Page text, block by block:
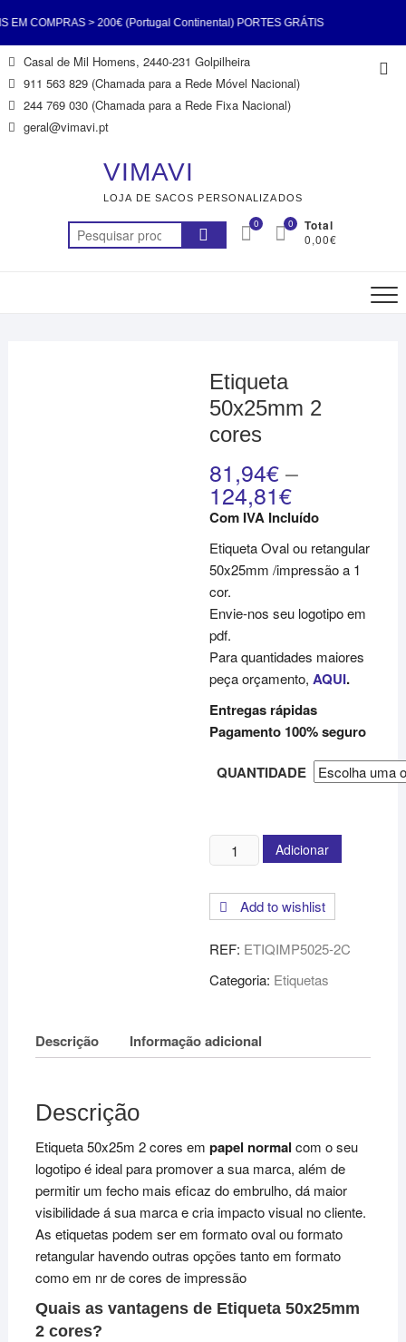
COMPRAS > 200€ (Portugal Continental) PORTES GRÁTIS
(Portugal Continental) PORTES GRÁTIS EM COMPRAS >
PORTES GRÁTIS EM COMPRAS > 200€ (Portugal
COMPRAS > 200€ (Portugal Continental) PORTES GRÁTIS
(Portugal Continental) PORTES GRÁTIS EM COMPRAS >
Skip
to
content
Casal de Mil Homens, 2440-231 Golpilheira
911 563 829 (Chamada para a Rede Móvel Nacional)
244 769 030 (Chamada para a Rede Fixa Nacional)
geral@vimavi.pt
VIMAVI
LOJA DE SACOS PERSONALIZADOS
Pesquisar
por:
0 Total
0,00€
0
Etiqueta
50x25mm 2
cores
81,94€–
124,81€
Com IVA Incluído
Etiqueta Oval ou retangular
50x25mm /impressão a 1
cor.
Envie-nos seu logotipo em
pdf.
Para quantidades maiores
peça orçamento, AQUI.
Entregas rápidas
Pagamento 100% seguro
QUANTIDADE
Quantidade
de
50x25mm
cores
Adicionar
Add to wishlist
REF: ETIQIMP5025-2C
Categoria: Etiquetas
Descrição Informação adicional
Descrição
Etiqueta 50x25m 2 cores em papel normal com o seu
logotipo é ideal para promover a sua marca, além de
permitir um fecho mais eficaz do embrulho, dá maior
visibilidade á sua marca e cria impacto visual no cliente.
As etiquetas podem ser em formato oval ou formato
retangular havendo outras opções tanto em formato
como em nr de cores de impressão
Quais as vantagens de Etiqueta 50x25mm
2 cores?